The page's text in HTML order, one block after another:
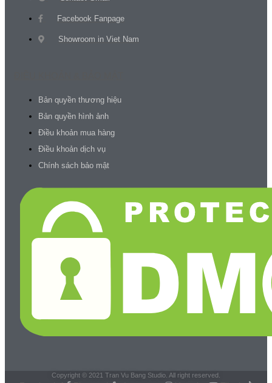
Facebook Fanpage
Showroom in Viet Nam
Bản quyền thương hiệu
Bản quyền hình ảnh
Điều khoản mua hàng
Điều khoản dịch vụ
Chính sách bảo mật
Copyright © 2021 Tran Vu Bang Studio. All right reserved.